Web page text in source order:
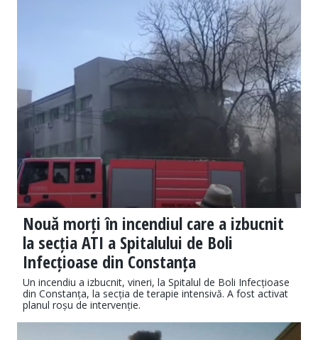
Nouă morți în incendiul care a izbucnit
la secția ATI a Spitalului de Boli
Infecțioase din Constanța
Un incendiu a izbucnit, vineri, la Spitalul de Boli Infecțioase
din Constanța, la secția de terapie intensivă. A fost activat
planul roșu de intervenție.